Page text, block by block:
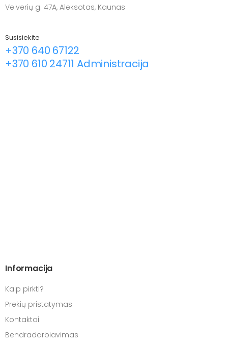
Veiverių g. 47A, Aleksotas, Kaunas
Susisiekite
+370 640 67122
+370 610 24711 Administracija
Informacija
Kaip pirkti?
Prekių pristatymas
Kontaktai
Bendradarbiavimas